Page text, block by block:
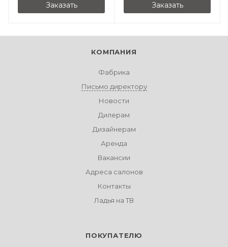
Заказать Заказать
КОМПАНИЯ
Фабрика
Письмо директору
Новости
Дилерам
Дизайнерам
Аренда
Вакансии
Адреса салонов
Контакты
Ладья на ТВ
ПОКУПАТЕЛЮ